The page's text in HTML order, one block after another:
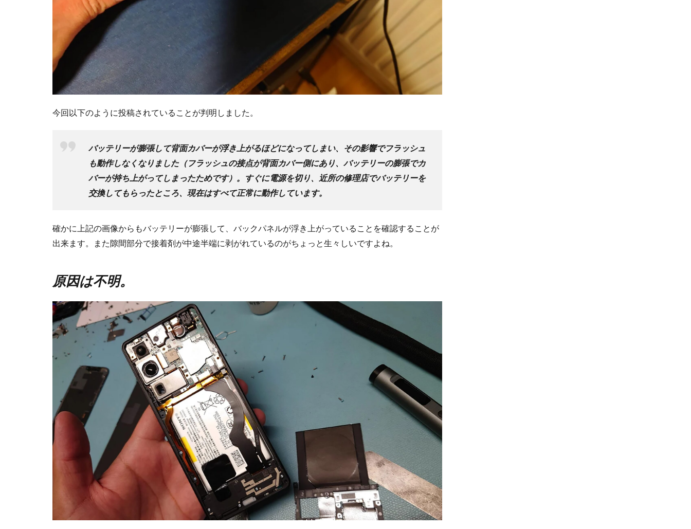
今回以下のように投稿されていることが判明しました。
バッテリーが膨張して背面カバーが浮き上がるほどになってしまい、その影響でフラッシュ
も動作しなくなりました（フラッシュの接点が背面カバー側にあり、バッテリーの膨張でカ
バーが持ち上がってしまったためです）。すぐに電源を切り、近所の修理店でバッテリーを
交換してもらったところ、現在はすべて正常に動作しています。
確かに上記の画像からもバッテリーが膨張して、バックパネルが浮き上がっていることを確認することが
出来ます。また隙間部分で接着剤が中途半端に剥がれているのがちょっと生々しいですよね。
原因は不明。